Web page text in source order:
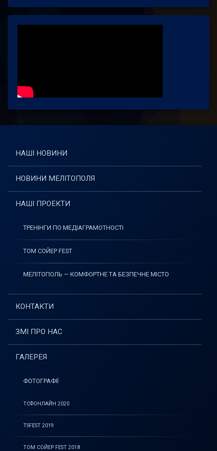
НАШІ НОВИНИ
НОВИНИ МЕЛІТОПОЛЯ
НАШІ ПРОЕКТИ
ТРЕНІНГИ ПО МЕДІАГРАМОТНОСТІ
ТОМ СОЙЕР FEST
МЕЛІТОПОЛЬ — КОМФОРТНЕ ТА БЕЗПЕЧНЕ МІСТО
КОНТАКТИ
ЗМІ ПРО НАС
ГАЛЕРЕЯ
ФОТОГРАФІЇ
ТСФОНЛАЙН 2020
TSFEST 2019
ТОМ СОЙЕР FEST 2018